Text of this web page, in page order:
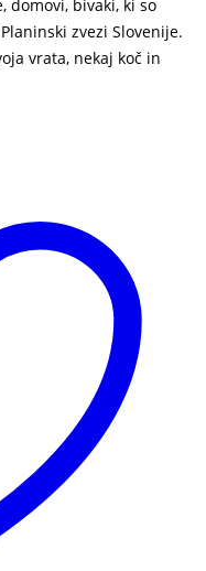
domovi, bivaki, ki so
zvezi Slovenije.
vrata, nekaj koč in